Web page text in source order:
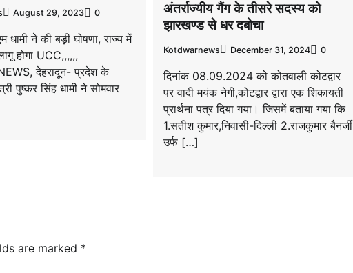
August 29, 2023 0
धामी ने की बड़ी घोषणा, राज्य में
होगा UCC,,,,,,
देहरादून- प्रदेश के
पुष्कर सिंह धामी ने सोमवार
अंतर्राज्यीय गैंग के तीसरे सदस्य को
झारखण्ड से धर दबोचा
Kotdwarnews December 31, 2024 0
दिनांक 08.09.2024 को कोतवाली कोटद्वार
पर वादी मयंक नेगी,कोटद्वार द्वारा एक शिकायती
प्रार्थना पत्र दिया गया। जिसमें बताया गया कि
1.सतीश कुमार,निवासी-दिल्ली 2.राजकुमार बैनर्जी
उर्फ […]
are marked *